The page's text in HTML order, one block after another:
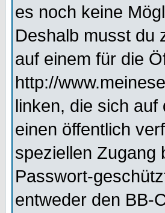
es noch keine
Deshalb musst du
auf einem für die
http://
linken, die sich
einen öffentlich
speziellen Zugang
Passwort-
entweder den BB-